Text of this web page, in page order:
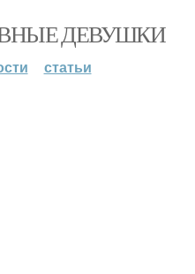
ДЕВУШКИ
статьи